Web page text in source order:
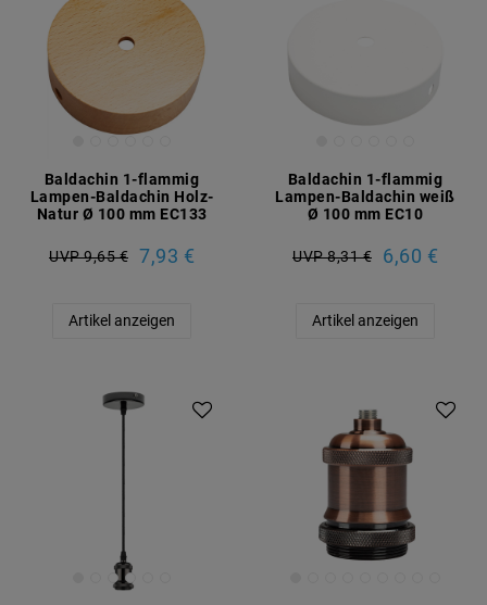
Baldachin 1-flammig
Lampen-Baldachin Holz-
Natur Ø 100 mm EC133
UVP 9,65 € 7,93 €
Artikel anzeigen
Baldachin 1-flammig
Lampen-Baldachin weiß
Ø 100 mm EC10
UVP 8,31 € 6,60 €
Artikel anzeigen